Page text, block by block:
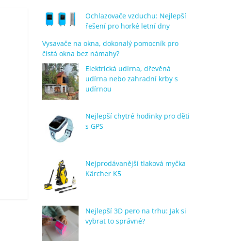
Ochlazovače vzduchu: Nejlepší
řešení pro horké letní dny
Vysavače na okna, dokonalý pomocník pro
čistá okna bez námahy?
Elektrická udírna, dřevěná
udírna nebo zahradní krby s
udírnou
Nejlepší chytré hodinky pro děti
s GPS
Nejprodávanější tlaková myčka
Kärcher K5
Nejlepší 3D pero na trhu: Jak si
vybrat to správné?